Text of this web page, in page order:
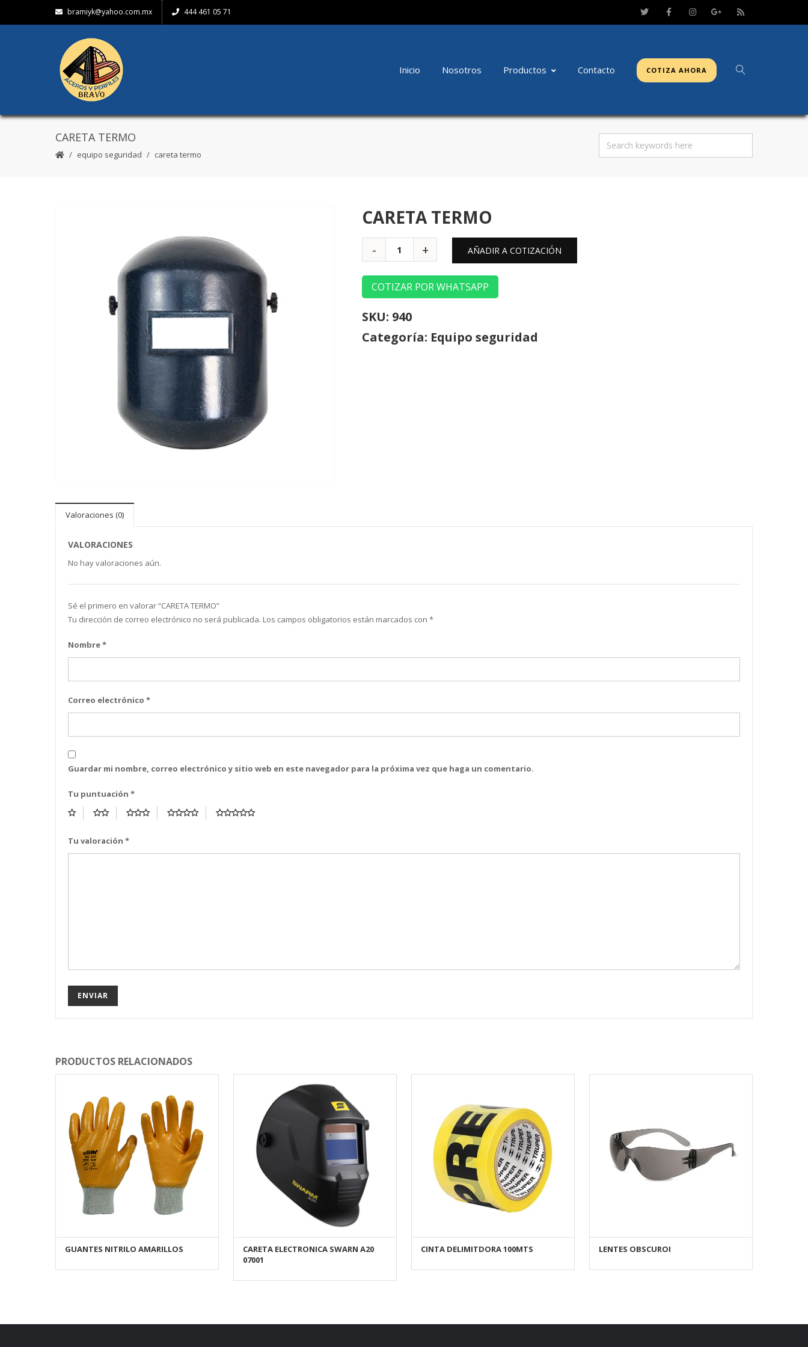
bramiyk@yahoo.com.mx 444 461 05 71
Inicio Nosotros Productos Contacto COTIZA AHORA
CARETA TERMO
equipo seguridad careta termo
CARETA TERMO
AÑADIR A COTIZACIÓN
COTIZAR POR WHATSAPP
SKU: 940
Categoría: Equipo seguridad
Valoraciones (0)
VALORACIONES
No hay valoraciones aún.
Sé el primero en valorar “CARETA TERMO”
Tu dirección de correo electrónico no será publicada. Los campos obligatorios están marcados con *
Nombre*
Correo electrónico *
Guardar mi nombre, correo electrónico y sitio web en este navegador para la próxima vez que haga un comentario.
Tu puntuación *
Tu valoración *
PRODUCTOS RELACIONADOS
AÑADIR AL CARRITO
GUANTES NITRILO AMARILLO S AÑADIR AL CARRITO
CARETA ELECTRONICA SWARN A20
07001
AÑADIR AL CARRITO
CINTA DELIMITDORA 100MTS AÑADIR AL CARRITO
LENTES OBSCURO I